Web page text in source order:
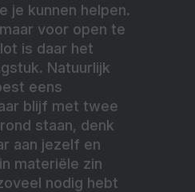
je kunnen helpen.
voor open te
is daar het
Natuurlijk
eens
blijf met twee
staan, denk
aan jezelf en
materiële zin
nodig hebt